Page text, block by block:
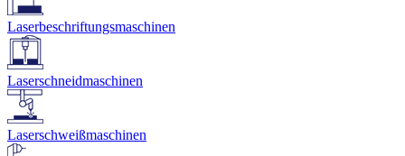
Laserbeschriftungsmaschinen
Laserschneidmaschinen
Laserschweißmaschinen